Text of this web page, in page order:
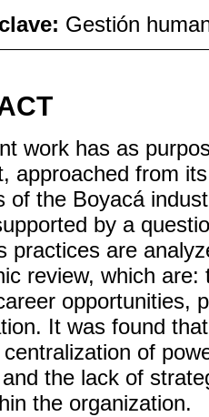
Gestión
work has as
approached from
of the Boyacá
by a
practices are
review, which
opportunities,
It was found
of
the lack of
the organization.